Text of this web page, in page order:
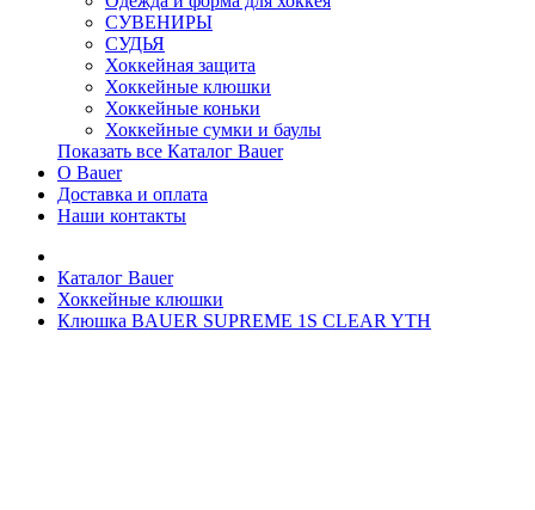
СУВЕНИРЫ
СУДЬЯ
Хоккейная защита
Хоккейные клюшки
Хоккейные коньки
Хоккейные сумки и баулы
Показать все Каталог Bauer
О Bauer
Доставка и оплата
Наши контакты
Каталог Bauer
Хоккейные клюшки
Клюшка BAUER SUPREME 1S CLEAR YTH